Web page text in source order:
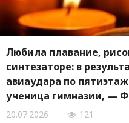
Любила плавание,
синтезаторе: в
авиаудара по
ученица гимназии, —
20.07.2026 121